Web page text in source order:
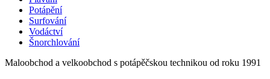
Potápění
Surfování
Vodáctví
Šnorchlování
Maloobchod a velkoobchod s potápěčskou technikou od roku 1991